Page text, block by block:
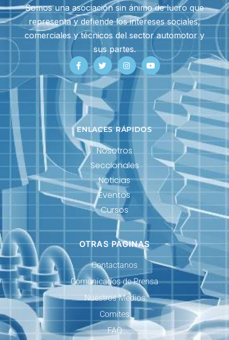
Somos una asociación sin ánimo de lucro que
representa y defiende los intereses sociales,
comerciales y técnicos del sector automotor y
sus partes.
ENLACES RÁPIDOS
Nosotros
Seccionales
Noticias
Eventos
Cursos
OTRAS PAGINAS
Contactanos
Comunicados de Prensa
Nuestros Medios
Comites
FAQ